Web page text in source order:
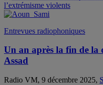
Entrevues radiophoniques
Un an après la fin de la
Assad
Radio VM, 9 décembre 2025,